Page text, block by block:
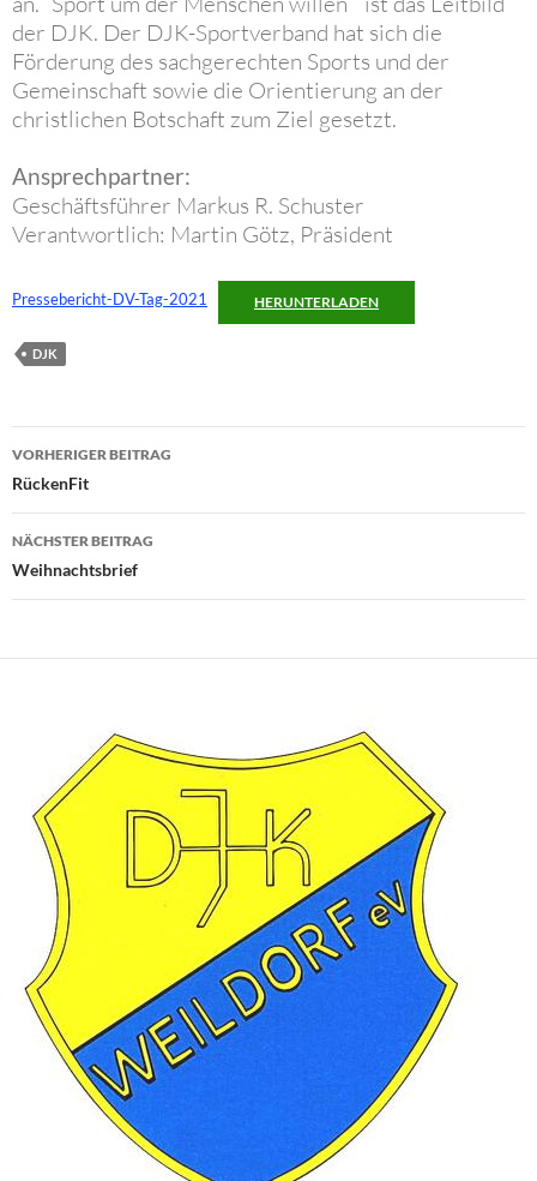
der DJK. Der DJK-Sportverband hat sich die
Förderung des sachgerechten Sports und der
Gemeinschaft sowie die Orientierung an der
christlichen Botschaft zum Ziel gesetzt.
Ansprechpartner:
Geschäftsführer Markus R. Schuster
Verantwortlich: Martin Götz, Präsident
Pressebericht-DV-Tag-2021 HERUNTERLADEN
DJK
Beitragsnavigation
VORHERIGER BEITRAG
RückenFit
NÄCHSTER BEITRAG
Weihnachtsbrief